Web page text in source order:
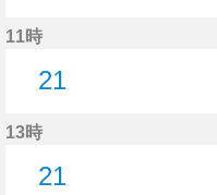
11時
21
13時
21